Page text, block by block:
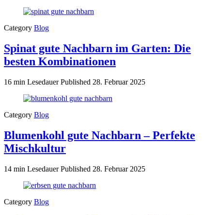
Category Blog
Spinat gute Nachbarn im Garten: Die
besten Kombinationen
16 min LesedauerPublished 28. Februar 2025
Category Blog
Blumenkohl gute Nachbarn – Perfekte
Mischkultur
14 min LesedauerPublished 28. Februar 2025
Category Blog